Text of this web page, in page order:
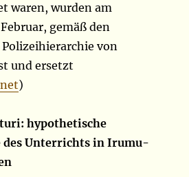
waren, wurden am
gemäß den
von
und ersetzt
)
hypothetische
des Unterrichts in Irumu-